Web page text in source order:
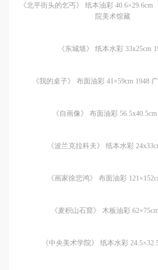
《北平街头的乞丐》 纸本油彩 40.6×29.6cm
院美术馆藏
《东城墙》 纸本水彩 33x25cm
《我的桌子》 布面油彩 41×59cm 1948
《自画像》 布面油彩
《波兰克拉科夫》 纸本水彩
《画家徐悲鸿》 布面油彩
《麦积山石窟》 木板油彩
《中央美术学院》 纸本水彩